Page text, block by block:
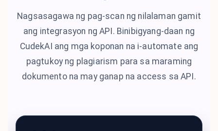
Nagsasagawa ng pag-scan ng nilalaman gamit
ang integrasyon ng API. Binibigyang-daan ng
CudekAI ang mga koponan na i-automate ang
pagtukoy ng plagiarism para sa maraming
dokumento na may ganap na access sa API.